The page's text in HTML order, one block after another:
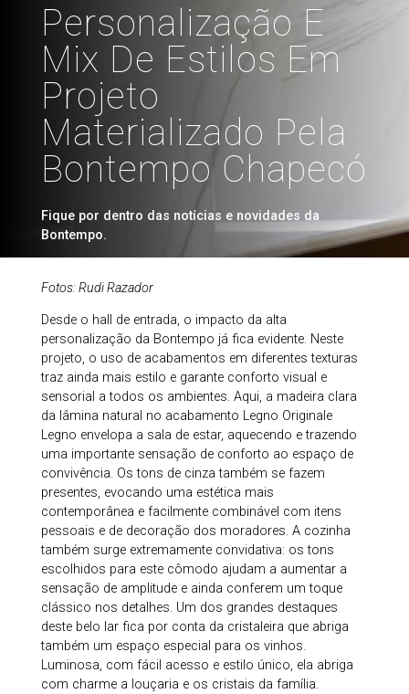
Personalização E
Mix De Estilos Em
Projeto
Materializado Pela
Bontempo Chapecó
Fique por dentro das notícias e novidades da
Bontempo.
Fotos: Rudi Razador
Desde o hall de entrada, o impacto da alta
personalização da Bontempo já fica evidente. Neste
projeto, o uso de acabamentos em diferentes texturas
traz ainda mais estilo e garante conforto visual e
sensorial a todos os ambientes. Aqui, a madeira clara
da lâmina natural no acabamento Legno Originale
Legno envelopa a sala de estar, aquecendo e trazendo
uma importante sensação de conforto ao espaço de
convivência. Os tons de cinza também se fazem
presentes, evocando uma estética mais
contemporânea e facilmente combinável com itens
pessoais e de decoração dos moradores. A cozinha
também surge extremamente convidativa: os tons
escolhidos para este cômodo ajudam a aumentar a
sensação de amplitude e ainda conferem um toque
clássico nos detalhes. Um dos grandes destaques
deste belo lar fica por conta da cristaleira que abriga
também um espaço especial para os vinhos.
Luminosa, com fácil acesso e estilo único, ela abriga
com charme a louçaria e os cristais da família.